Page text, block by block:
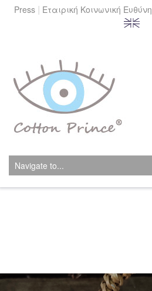
Press | Εταιρική Κοινωνική Ευθύνη